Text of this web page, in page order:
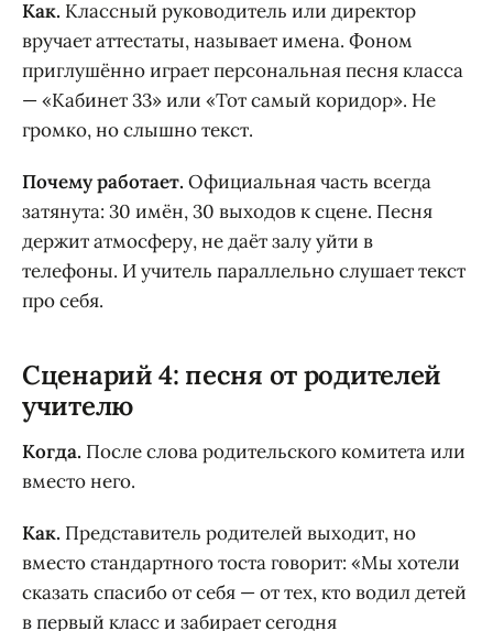
Как. Классный руководитель или директор
вручает аттестаты, называет имена. Фоном
приглушённо играет персональная песня класса
— «Кабинет 33» или «Тот самый коридор». Не
громко, но слышно текст.
Почему работает. Официальная часть всегда
затянута: 30 имён, 30 выходов к сцене. Песня
держит атмосферу, не даёт залу уйти в
телефоны. И учитель параллельно слушает текст
про себя.
Сценарий 4: песня от родителей
учителю
Когда. После слова родительского комитета или
вместо него.
Как. Представитель родителей выходит, но
вместо стандартного тоста говорит: «Мы хотели
сказать спасибо от себя — от тех, кто водил детей
в первый класс и забирает сегодня